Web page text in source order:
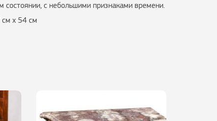
с небольшими признаками времени.
х 54 см